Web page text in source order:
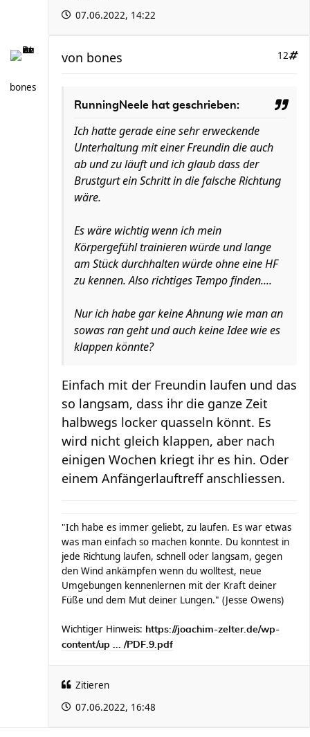
07.06.2022, 14:22
bones
12
von bones
RunningNeele hat geschrieben:
Ich hatte gerade eine sehr erweckende
Unterhaltung mit einer Freundin die auch
ab und zu läuft und ich glaub dass der
Brustgurt ein Schritt in die falsche Richtung
wäre.
Es wäre wichtig wenn ich mein
Körpergefühl trainieren würde und lange
am Stück durchhalten würde ohne eine HF
zu kennen. Also richtiges Tempo finden....
Nur ich habe gar keine Ahnung wie man an
sowas ran geht und auch keine Idee wie es
klappen könnte?
Einfach mit der Freundin laufen und das
so langsam, dass ihr die ganze Zeit
halbwegs locker quasseln könnt. Es
wird nicht gleich klappen, aber nach
einigen Wochen kriegt ihr es hin. Oder
einem Anfängerlauftreff anschliessen.
"Ich habe es immer geliebt, zu laufen. Es war etwas
was man einfach so machen konnte. Du konntest in
jede Richtung laufen, schnell oder langsam, gegen
den Wind ankämpfen wenn du wolltest, neue
Umgebungen kennenlernen mit der Kraft deiner
Füße und dem Mut deiner Lungen." (Jesse Owens)
Wichtiger Hinweis: https://joachim-zelter.de/wp-
content/up ... /PDF.9.pdf
Zitieren
07.06.2022, 16:48